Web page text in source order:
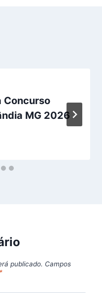
Concurso
MG 2026
publicado. Campos
*